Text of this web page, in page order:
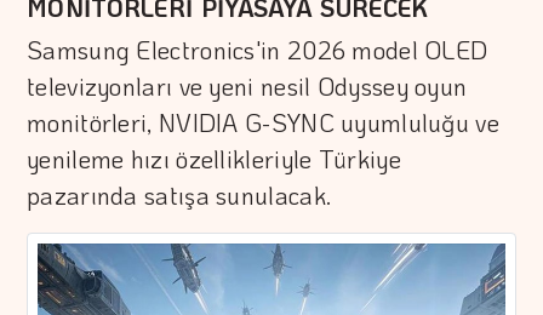
MONİTÖRLERİ PİYASAYA SÜRECEK
Samsung Electronics'in 2026 model OLED
televizyonları ve yeni nesil Odyssey oyun
monitörleri, NVIDIA G-SYNC uyumluluğu ve
yenileme hızı özellikleriyle Türkiye
pazarında satışa sunulacak.